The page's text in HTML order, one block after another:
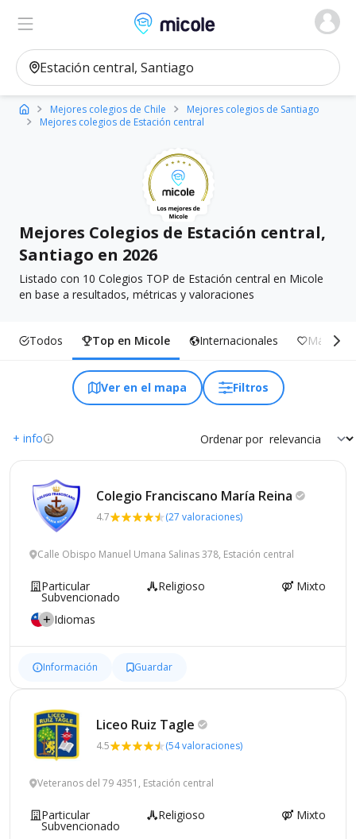
Micole, buscador de colegios
Ver en el mapa
Mejores colegios de Chile
Mejores colegios de Santiago
Mejores colegios de Estación central
Mejores Colegios de Estación central,
Santiago en 2026
Listado con 10 Colegios TOP de Estación central en Micole
en base a resultados, métricas y valoraciones
Todos Top en Micole Internacionales Más
Ver en el mapa Filtros
+ info Ordenar por
Colegio Franciscano María Reina
4.7 (27 valoraciones)
Calle Obispo Manuel Umana Salinas 378, Estación central
Particular
Subvencionado
Religioso Mixto
Idiomas
Información Guardar
Liceo Ruiz Tagle
4.5 (54 valoraciones)
Veteranos del 79 4351, Estación central
Particular
Subvencionado
Religioso Mixto